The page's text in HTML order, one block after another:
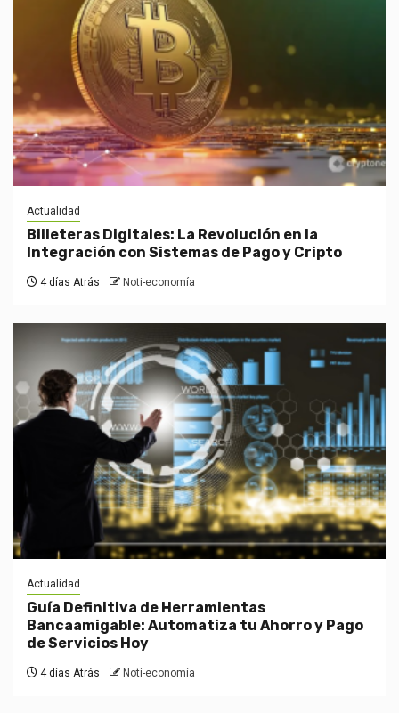
Actualidad
Billeteras Digitales: La Revolución en la
Integración con Sistemas de Pago y Cripto
4 días Atrás Noti-economía
Actualidad
Guía Definitiva de Herramientas
Bancaamigable: Automatiza tu Ahorro y Pago
de Servicios Hoy
4 días Atrás Noti-economía